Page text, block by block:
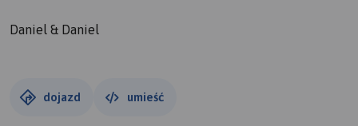
Daniel & Daniel
dojazd umieść